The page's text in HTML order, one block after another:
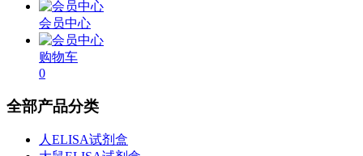
会员中心
购物车
0
全部产品分类
人ELISA试剂盒